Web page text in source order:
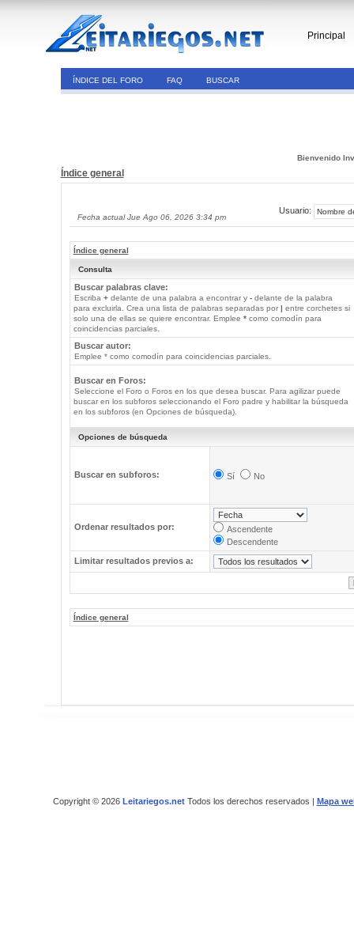
Principal
ÍNDICE DEL FORO FAQ BUSCAR
Bienvenido
Índice general
Fecha actual Jue Ago 06, 2026 3:34 pm
Usuario:
Índice general
Consulta
Buscar palabras clave:
Escriba +delante de una palabra a encontrar y -delante de la palabra
para excluirla. Crea una lista de palabras separadas por | entre corchetes si
solo una de ellas se quiere encontrar. Emplee *como comodín para
coincidencias parciales.
Buscar autor:
Emplee * como comodín para coincidencias parciales.
Buscar en Foros:
Seleccione el Foro o Foros en los que desea buscar. Para agilizar puede
buscar en los subforos seleccionando el Foro padre y habilitar la búsqueda
en los subforos (en Opciones de búsqueda).
Opciones de búsqueda
Buscar en subforos: Sí No
Ordenar resultados por:
Ascendente
Descendente
Limitar resultados previos a:
Índice general
Copyright © 2026 Leitariegos.netTodos los derechos reservados | Mapa